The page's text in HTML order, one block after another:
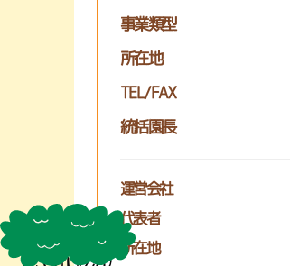
事業類型
所在地
TEL/FAX
統括園長
運営会社
代表者
所在地